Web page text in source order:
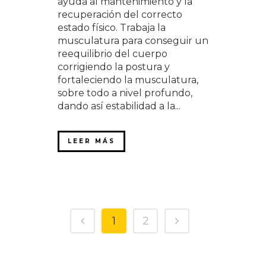
recuperación del correcto
estado físico. Trabaja la
musculatura para conseguir un
reequilibrio del cuerpo
corrigiendo la postura y
fortaleciendo la musculatura,
sobre todo a nivel profundo,
dando así estabilidad a la...
LEER MÁS
1 2